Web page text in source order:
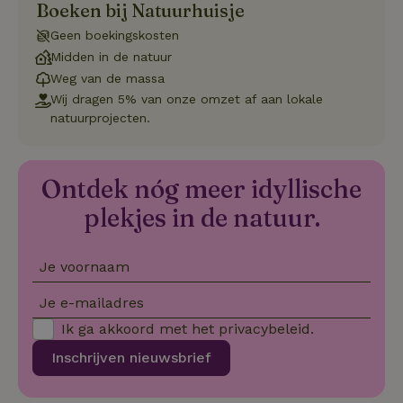
Boeken bij Natuurhuisje
Geen boekingskosten
Midden in de natuur
Weg van de massa
Wij dragen 5% van onze omzet af aan lokale
natuurprojecten.
Ontdek nóg meer idyllische
plekjes in de natuur.
Je voornaam
Je e-mailadres
Inschrijven nieuwsbrief
Ik ga akkoord met het privacybeleid.
Naam
Aanbieder
Domein
_pinterest_ct_ua
_tt_enable_cookie
CookieScriptConsent
.natuurhuisje.be
dagen
Privacy Policy